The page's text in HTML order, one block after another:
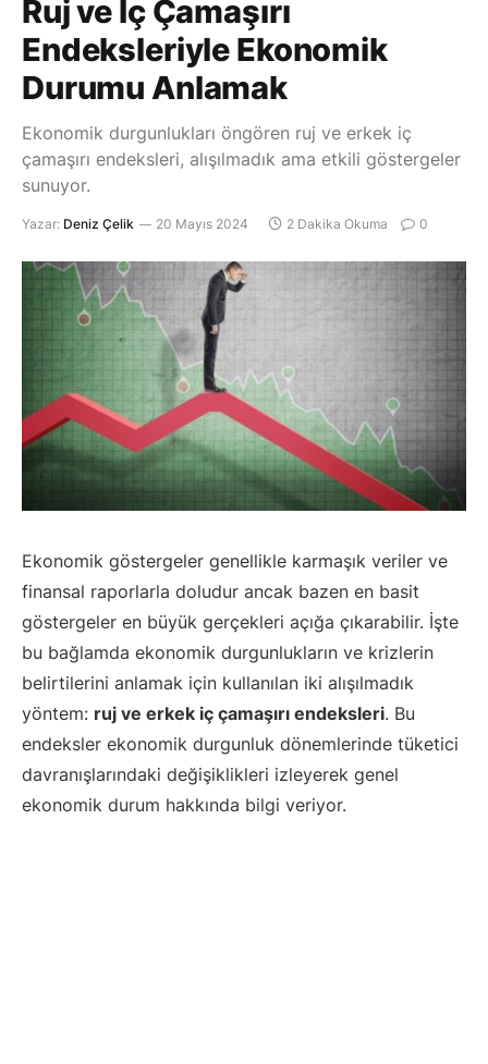
Ruj ve İç Çamaşırı
Endeksleriyle Ekonomik
Durumu Anlamak
Ekonomik durgunlukları öngören ruj ve erkek iç
çamaşırı endeksleri, alışılmadık ama etkili göstergeler
sunuyor.
Yazar: Deniz Çelik 20 Mayıs 2024 2 Dakika Okuma 0
Ekonomik göstergeler genellikle karmaşık veriler ve
finansal raporlarla doludur ancak bazen en basit
göstergeler en büyük gerçekleri açığa çıkarabilir. İşte
bu bağlamda ekonomik durgunlukların ve krizlerin
belirtilerini anlamak için kullanılan iki alışılmadık
yöntem: ruj ve erkek iç çamaşırı endeksleri. Bu
endeksler ekonomik durgunluk dönemlerinde tüketici
davranışlarındaki değişiklikleri izleyerek genel
ekonomik durum hakkında bilgi veriyor.